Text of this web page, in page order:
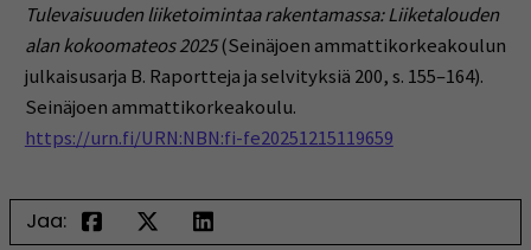
Tulevaisuuden liiketoimintaa rakentamassa: Liiketalouden
alan kokoomateos 2025(Seinäjoen ammattikorkeakoulun
julkaisusarja B. Raportteja ja selvityksiä 200, s. 155–164).
Seinäjoen ammattikorkeakoulu.
https://urn.fi/URN:NBN:fi-fe20251215119659
Jaa: